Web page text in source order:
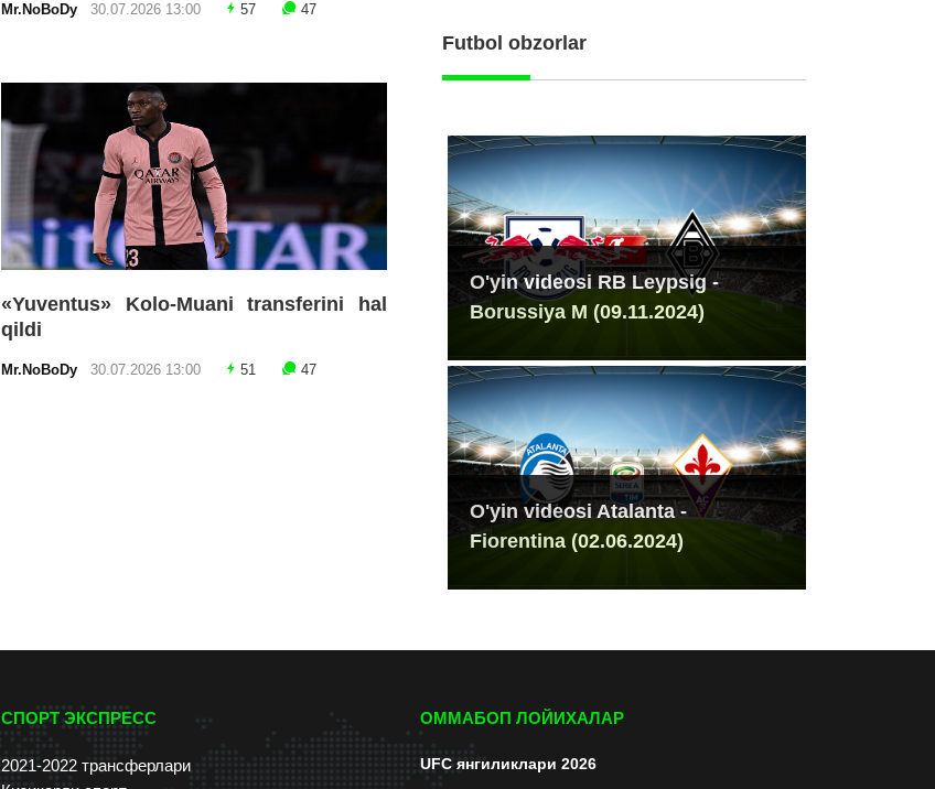
Mr.NoBoDy 30.07.2026 13:00 57 47
«Yuventus» Kolo-Muani transferini hal
qildi
Mr.NoBoDy 30.07.2026 13:00 51 47
Futbol obzorlar
O'yin videosi RB Leypsig -
Borussiya M (09.11.2024)
O'yin videosi Atalanta -
Fiorentina (02.06.2024)
СПОРТ ЭКСПРЕСС
2021-2022 трансферлари
ОММАБОП ЛОЙИХАЛАР
UFC янгиликлари 2026